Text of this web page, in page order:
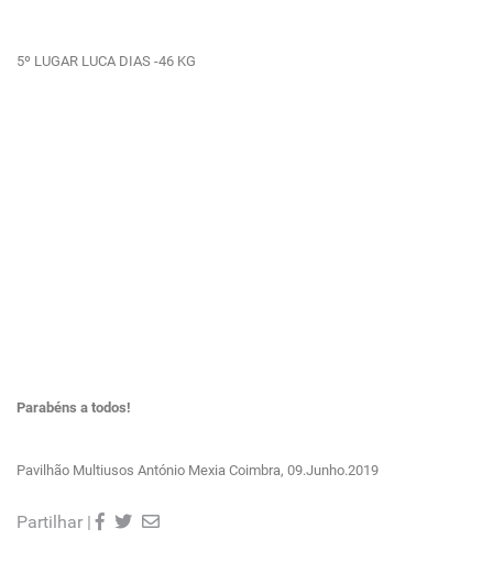
5º LUGAR LUCA DIAS -46 KG
Parabéns a todos!
Pavilhão Multiusos António Mexia Coimbra, 09.Junho.2019
Partilhar |